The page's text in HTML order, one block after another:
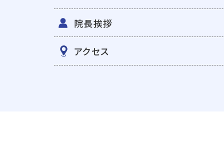
院長挨拶
アクセス